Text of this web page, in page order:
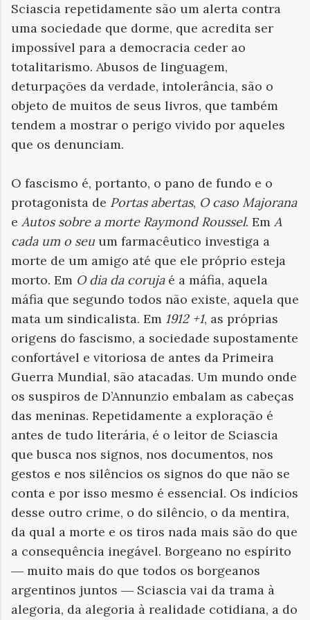
Sciascia repetidamente são um alerta contra
uma sociedade que dorme, que acredita ser
impossível para a democracia ceder ao
totalitarismo. Abusos de linguagem,
deturpações da verdade, intolerância, são o
objeto de muitos de seus livros, que também
tendem a mostrar o perigo vivido por aqueles
que os denunciam.
O fascismo é, portanto, o pano de fundo e o
protagonista de Portas abertas, O caso Majorana
e Autos sobre a morte Raymond Roussel. Em A
cada um o seuum farmacêutico investiga a
morte de um amigo até que ele próprio esteja
morto. Em O dia da corujaé a máfia, aquela
máfia que segundo todos não existe, aquela que
mata um sindicalista. Em 1912 +1, as próprias
origens do fascismo, a sociedade supostamente
confortável e vitoriosa de antes da Primeira
Guerra Mundial, são atacadas. Um mundo onde
os suspiros de D’Annunzio embalam as cabeças
das meninas. Repetidamente a exploração é
antes de tudo literária, é o leitor de Sciascia
que busca nos signos, nos documentos, nos
gestos e nos silêncios os signos do que não se
conta e por isso mesmo é essencial. Os indícios
desse outro crime, o do silêncio, o da mentira,
da qual a morte e os tiros nada mais são do que
a consequência inegável. Borgeano no espírito
― muito mais do que todos os borgeanos
argentinos juntos ― Sciascia vai da trama à
alegoria, da alegoria à realidade cotidiana, a do